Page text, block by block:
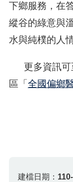
下鄉服務，在
縱谷的綠意與
水與純樸的人
更多資訊可
區「全國偏鄉
建檔日期：